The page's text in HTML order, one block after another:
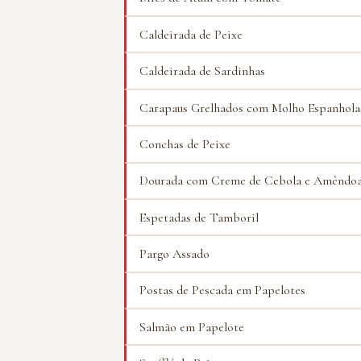
Caldeirada de Peixe
Caldeirada de Sardinhas
Carapaus Grelhados com Molho Espanhola
Conchas de Peixe
Dourada com Creme de Cebola e
Espetadas de Tamboril
Pargo Assado
Postas de Pescada em Papelotes
Salmão em Papelote